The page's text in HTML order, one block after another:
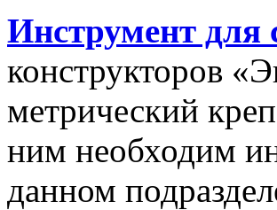
Инструмент для
конструкторов
метрический
ним необходим
данном